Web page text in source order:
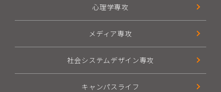
心理学専攻
メディア専攻
社会システムデザイン専攻
キャンパスライフ